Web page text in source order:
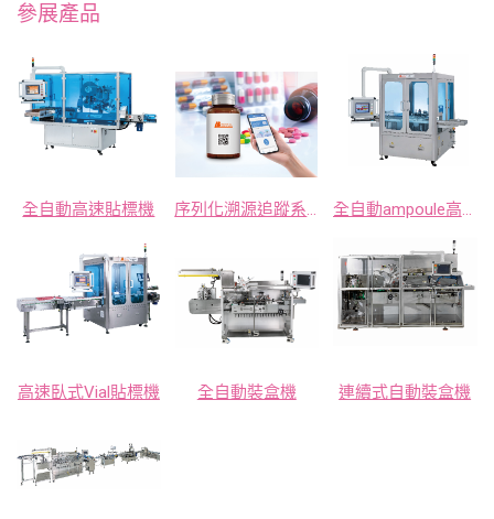
參展產品
全自動高速貼標機 序列化溯源追蹤系統 全自動ampoule高速貼標機
高速臥式Vial貼標機 全自動裝盒機 連續式自動裝盒機